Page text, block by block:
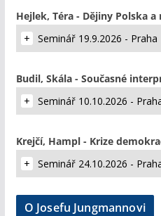
Hejlek, Téra - Dějiny Polska
Seminář 19.9.2026 - Praha
Budil, Skála - Současné
Seminář 10.10.2026 -
Krejčí, Hampl - Krize
Seminář 24.10.2026 -
O Josefu Jungmannovi